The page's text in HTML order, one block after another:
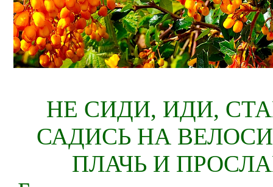
НЕ СИДИ, ИДИ,
САДИСЬ НА
ПЛАЧЬ И